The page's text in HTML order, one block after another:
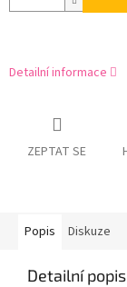
Detailní informace
ZEPTAT SE
Popis Diskuze
Detailní